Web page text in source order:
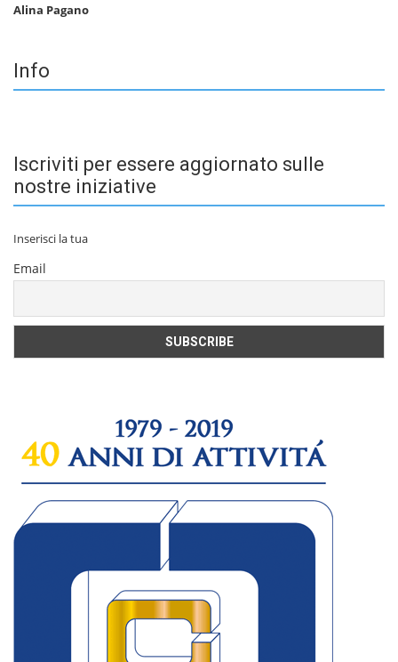
Alina Pagano
Info
Iscriviti per essere aggiornato sulle
nostre iniziative
Inserisci la tua
Email